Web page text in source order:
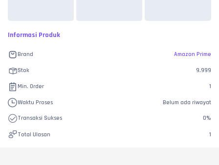
Informasi Produk
Brand Amazon Prime
Stok 9.999
Min. Order 1
Waktu Proses Belum ada riwayat
Transaksi Sukses 0%
Total Ulasan 1